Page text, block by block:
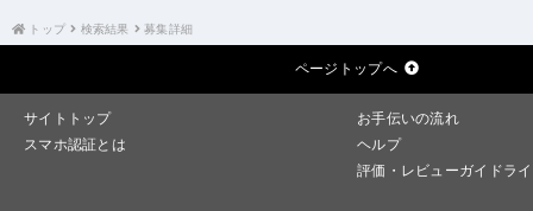
トップ 検索結果 募集詳細
ページトップへ
サイトトップ
お手伝いの流れ
スマホ認証とは
ヘルプ
評価・レビューガイドラ